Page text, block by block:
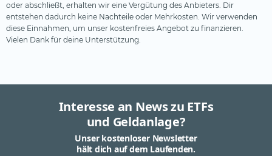
Palmer Square
Pictet
oder abschließt, erhalten wir eine Vergütung des Anbieters. Dir
entstehen dadurch keine Nachteile oder Mehrkosten. Wir verwenden
diese Einnahmen, um unser kostenfreies Angebot zu finanzieren.
Vielen Dank für deine Unterstützung.
Interesse an News zu ETFs
und Geldanlage?
Unser kostenloser Newsletter
hält dich auf dem Laufenden.